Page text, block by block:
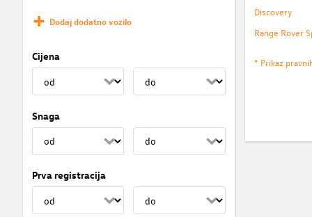
Dodaj dodatno vozilo
Cijena
Snaga
Prva registracija
Discovery
Range Rover
* Prikaz